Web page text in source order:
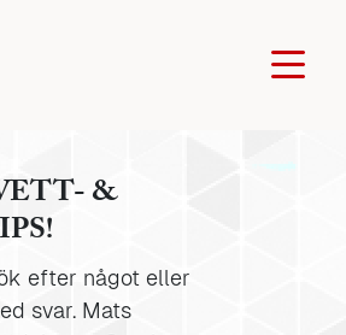
&
efter något eller
svar. Mats